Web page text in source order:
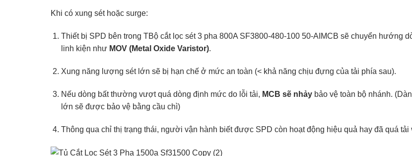
Khi có xung sét hoặc surge:
Thiết bị SPD bên trong TBộ cắt lọc sét 3 pha 800A SF3800-480-100 50-AIMCB sẽ chuyển hướng
linh kiện như MOV (Metal Oxide Varistor).
Xung năng lượng sét lớn sẽ bị hạn chế ở mức an toàn (< khả năng chịu đựng của tải phía sau).
Nếu dòng bất thường vượt quá dòng định mức do lỗi tải, MCB sẽ nhảybảo vệ toàn bộ nhánh.
lớn sẽ được bảo vệ bằng cầu chì)
Thông qua chỉ thị trạng thái, người vận hành biết được SPD còn hoạt động hiệu quả hay đã quá tải